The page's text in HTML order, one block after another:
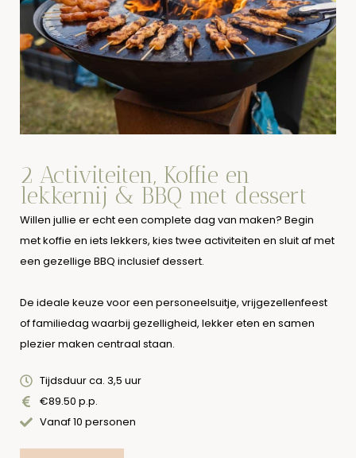
2 Activiteiten, Koffie en
lekkernij & BBQ met dessert
Willen jullie er echt een complete dag van maken? Begin
met koffie en iets lekkers, kies twee activiteiten en sluit af met
een gezellige BBQ inclusief dessert.
De ideale keuze voor een personeelsuitje, vrijgezellenfeest
of familiedag waarbij gezelligheid, lekker eten en samen
plezier maken centraal staan.
Tijdsduur ca. 3,5 uur
€89.50 p.p.
Vanaf 10 personen